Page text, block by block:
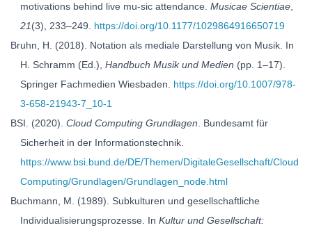
motivations behind live mu-sic attendance. Musicae Scientiae
21(3), 233–249. https://doi.org/10.1177/1029864916650719
Bruhn, H. (2018). Notation als mediale Darstellung von Musik. In
H. Schramm (Ed.), Handbuch Musik und Medien (pp. 1–17).
Springer Fachmedien Wiesbaden. https://doi.org/10.1007/978-
3-658-21943-7_10-1
BSI. (2020). Cloud Computing Grundlagen . Bundesamt für
Sicherheit in der Informationstechnik.
https://www.bsi.bund.de/DE/Themen/DigitaleGesellschaft/Cloud
Computing/Grundlagen/Grundlagen_node.html
Buchmann, M. (1989). Subkulturen und gesellschaftliche
Individualisierungsprozesse. In Kultur und Gesellschaft: